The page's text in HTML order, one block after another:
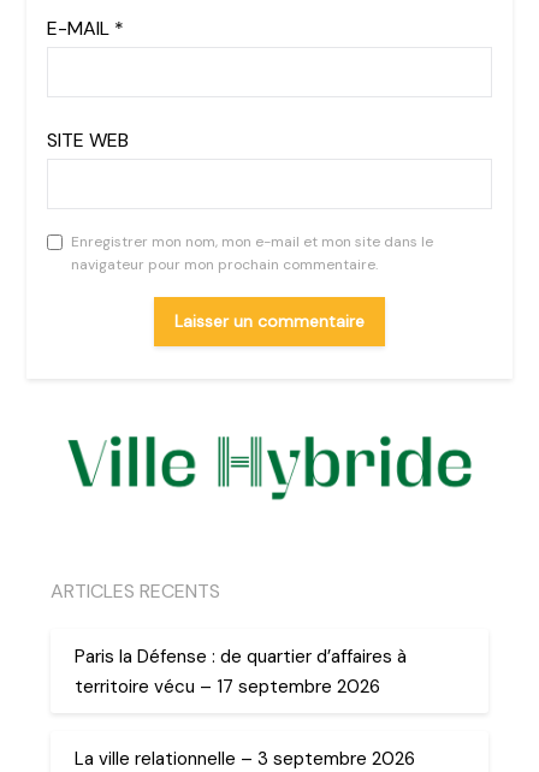
E-MAIL *
SITE WEB
Enregistrer mon nom, mon e-mail et mon site dans le
navigateur pour mon prochain commentaire.
ARTICLES RECENTS
Paris la Défense : de quartier d’affaires à
territoire vécu – 17 septembre 2026
La ville relationnelle – 3 septembre 2026